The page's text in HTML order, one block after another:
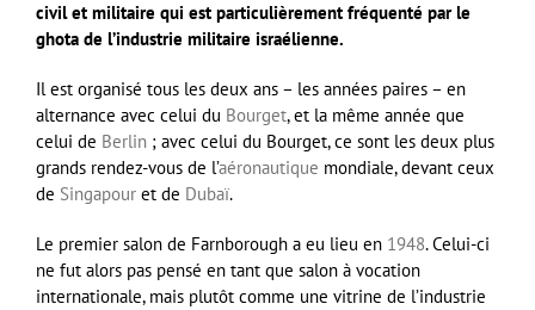
civil et militaire qui est particulièrement fréquenté par le
ghota de l’industrie militaire israélienne.
Il est organisé tous les deux ans – les années paires – en
alternance avec celui du Bourget, et la même année que
celui de Berlin ; avec celui du Bourget, ce sont les deux plus
grands rendez-vous de l’aéronautique mondiale, devant ceux
de Singapour et de Dubaï.
Le premier salon de Farnborough a eu lieu en 1948. Celui-ci
ne fut alors pas pensé en tant que salon à vocation
internationale, mais plutôt comme une vitrine de l’industrie